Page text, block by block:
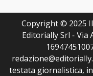
Copyright © 2025
Editorially Srl - Via
testata giornalistica,